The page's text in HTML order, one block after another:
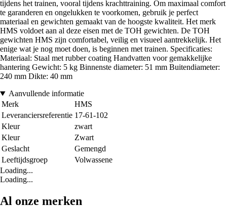
tijdens het trainen, vooral tijdens krachttraining. Om maximaal comfort
te garanderen en ongelukken te voorkomen, gebruik je perfect
materiaal en gewichten gemaakt van de hoogste kwaliteit. Het merk
HMS voldoet aan al deze eisen met de TOH gewichten. De TOH
gewichten HMS zijn comfortabel, veilig en visueel aantrekkelijk. Het
enige wat je nog moet doen, is beginnen met trainen. Specificaties:
Materiaal: Staal met rubber coating Handvatten voor gemakkelijke
hantering Gewicht: 5 kg Binnenste diameter: 51 mm Buitendiameter:
240 mm Dikte: 40 mm
Aanvullende informatie
Merk
HMS
Leveranciersreferentie 17-61-102
Kleur
zwart
Kleur
Zwart
Geslacht
Gemengd
Leeftijdsgroep
Volwassene
Loading...
Loading...
Al onze merken